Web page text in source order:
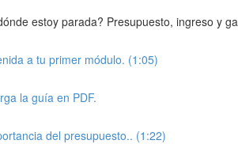
estoy parada? Presupuesto, ingreso y
a tu primer módulo. (1:05)
la guía en PDF.
del presupuesto.. (1:22)